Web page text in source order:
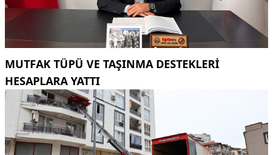
MUTFAK TÜPÜ VE TAŞINMA DESTEKLERI
HESAPLARA YATTI